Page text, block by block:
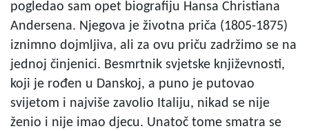
pogledao sam opet biografiju Hansa Christiana
Andersena. Njegova je životna priča (1805-1875)
iznimno dojmljiva, ali za ovu priču zadržimo se na
jednoj činjenici. Besmrtnik svjetske književnosti,
koji je rođen u Danskoj, a puno je putovao
svijetom i najviše zavolio Italiju, nikad se nije
ženio i nije imao djecu. Unatoč tome smatra se